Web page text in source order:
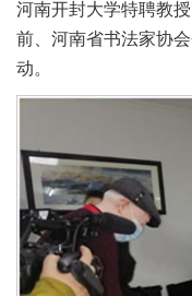
河南开封大学特聘教
前、河南省书法家协
动。